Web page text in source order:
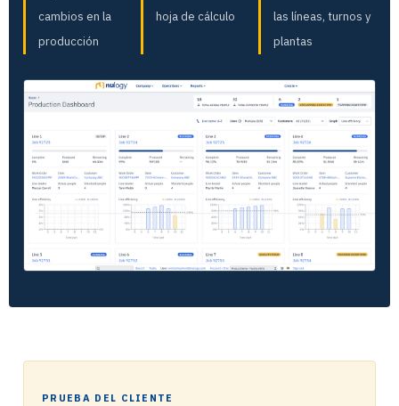
cambios en la
producción
hoja de cálculo
las líneas, turnos y
plantas
PRUEBA DEL CLIENTE